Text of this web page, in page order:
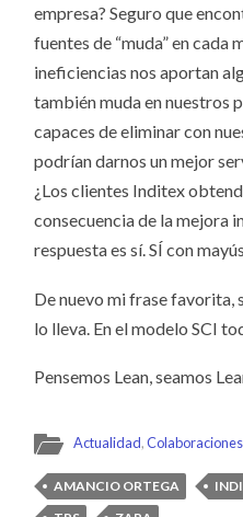
empresa? Seguro que
fuentes de “muda” en cada
ineficiencias nos aportan
también muda en nuestros
capaces de eliminar con
podrían darnos un mejor
¿Los clientes Inditex
consecuencia de la mejora
respuesta es sí. SÍ con
De nuevo mi frase favorita,
lo lleva. En el modelo SCI
Pensemos Lean, seamos
Actualidad,Colaboraciones
AMANCIO ORTEGA